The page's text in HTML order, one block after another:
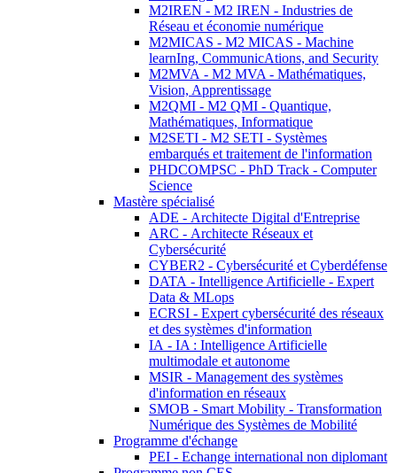
M2IREN - M2 IREN - Industries de
Réseau et économie numérique
M2MICAS - M2 MICAS - Machine
learnIng, CommunicAtions, and Security
M2MVA - M2 MVA - Mathématiques,
Vision, Apprentissage
M2QMI - M2 QMI - Quantique,
Mathématiques, Informatique
M2SETI - M2 SETI - Systèmes
embarqués et traitement de l'information
PHDCOMPSC - PhD Track - Computer
Science
Mastère spécialisé
ADE - Architecte Digital d'Entreprise
ARC - Architecte Réseaux et
Cybersécurité
CYBER2 - Cybersécurité et Cyberdéfense
DATA - Intelligence Artificielle - Expert
Data & MLops
ECRSI - Expert cybersécurité des réseaux
et des systèmes d'information
IA - IA : Intelligence Artificielle
multimodale et autonome
MSIR - Management des systèmes
d'information en réseaux
SMOB - Smart Mobility - Transformation
Numérique des Systèmes de Mobilité
Programme d'échange
PEI - Echange international non diplomant